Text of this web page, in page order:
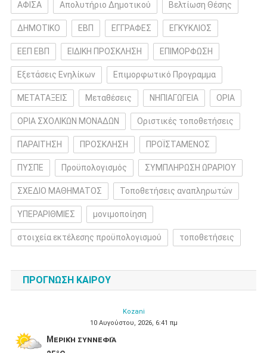
ΑΦΙΣΑ Απολυτήριο Δημοτικού Βελτίωση Θέσης
ΔΗΜΟΤΙΚΟ ΕΒΠ ΕΓΓΡΑΦΕΣ ΕΓΚΥΚΛΙΟΣ
ΕΕΠ ΕΒΠ ΕΙΔΙΚΗ ΠΡΟΣΚΛΗΣΗ ΕΠΙΜΟΡΦΩΣΗ
Εξετάσεις Ενηλίκων Επιμορφωτικό Προγραμμα
ΜΕΤΑΤΑΞΕΙΣ Μεταθέσεις ΝΗΠΙΑΓΩΓΕΙΑ ΟΡΙΑ
ΟΡΙΑ ΣΧΟΛΙΚΩΝ ΜΟΝΑΔΩΝ Οριστικές τοποθετήσεις
ΠΑΡΑΙΤΗΣΗ ΠΡΟΣΚΛΗΣΗ ΠΡΟΪΣΤΑΜΕΝΟΣ
ΠΥΣΠΕ Προϋπολογισμός ΣΥΜΠΛΗΡΩΣΗ ΩΡΑΡΙΟΥ
ΣΧΕΔΙΟ ΜΑΘΗΜΑΤΟΣ Τοποθετήσεις αναπληρωτών
ΥΠΕΡΑΡΙΘΜΙΕΣ μονιμοποίηση
στοιχεία εκτέλεσης προϋπολογισμού τοποθετήσεις
ΠΡΌΓΝΩΣΗ ΚΑΙΡΟΎ
Kozani
10 Αυγούστου, 2026, 6:41 πμ
Μερική συννεφιά